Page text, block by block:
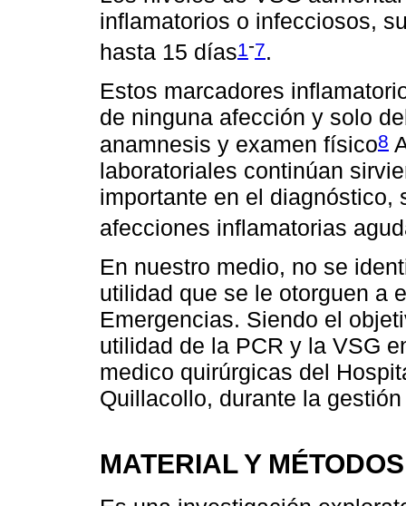
inflamatorios o infecciosos,
hasta 15 días1 -7.
Estos marcadores
de ninguna afección y solo
anamnesis y examen físico8
laboratoriales continúan
importante en el
afecciones inflamatorias
En nuestro medio, no se
utilidad que se le otorguen a
Emergencias. Siendo el
utilidad de la PCR y la VSG
medico quirúrgicas del
Quillacollo, durante la
MATERIAL Y MÉTODOS